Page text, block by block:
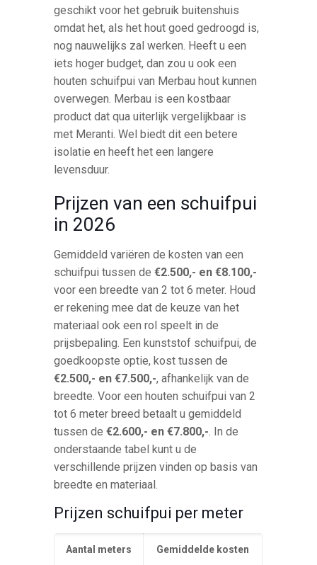
geschikt voor het gebruik buitenshuis
omdat het, als het hout goed gedroogd is,
nog nauwelijks zal werken. Heeft u een
iets hoger budget, dan zou u ook een
houten schuifpui van Merbau hout kunnen
overwegen. Merbau is een kostbaar
product dat qua uiterlijk vergelijkbaar is
met Meranti. Wel biedt dit een betere
isolatie en heeft het een langere
levensduur.
Prijzen van een schuifpui
in 2026
Gemiddeld variëren de kosten van een
schuifpui tussen de€2.500,- en €8.100,-
voor een breedte van 2 tot 6 meter. Houd
er rekening mee dat de keuze van het
materiaal ook een rol speelt in de
prijsbepaling. Een kunststof schuifpui, de
goedkoopste optie, kost tussen de
€2.500,- en €7.500,-, afhankelijk van de
breedte. Voor een houten schuifpui van 2
tot 6 meter breed betaalt u gemiddeld
tussen de€2.600,- en €7.800,- . In de
onderstaande tabel kunt u de
verschillende prijzen vinden op basis van
breedte en materiaal.
Prijzen schuifpui per meter
Aantal meters Gemiddelde kosten